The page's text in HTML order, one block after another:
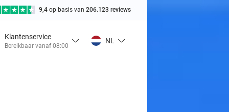
9,4 op basis van 206.123 reviews
Klantenservice
Bereikbaar vanaf 08:00
NL